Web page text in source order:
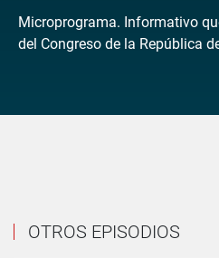
Microprograma. Informativo
del Congreso de la República
OTROS EPISODIOS